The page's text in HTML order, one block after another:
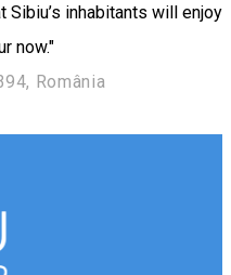
inhabitants will enjoy
now."
România